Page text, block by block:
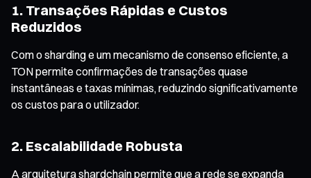
1. Transações Rápidas e Custos
Reduzidos
Com o sharding e um mecanismo de consenso eficiente, a
TON permite confirmações de transações quase
instantâneas e taxas mínimas, reduzindo significativamente
os custos para o utilizador.
2. Escalabilidade Robusta
A arquitetura shardchain permite que a rede se expanda